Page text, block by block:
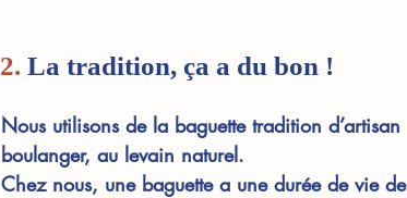
2. La tradition, ça a du bon !
Nous utilisons de la baguette tradition d’artisan
boulanger, au levain naturel.
Chez nous, une baguette a une durée de vie de